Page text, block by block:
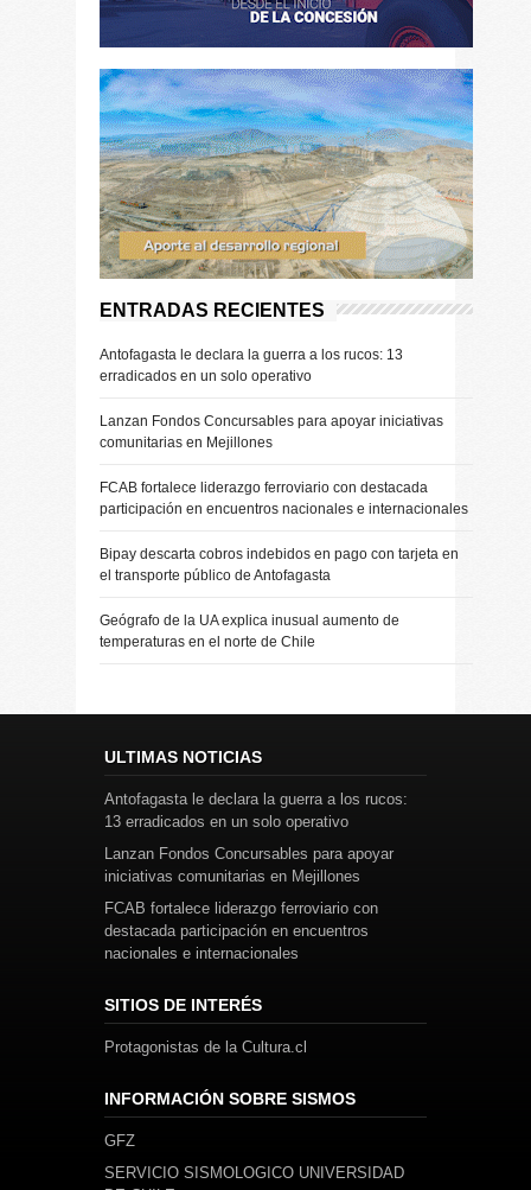
ENTRADAS RECIENTES
Antofagasta le declara la guerra a los rucos: 13
erradicados en un solo operativo
Lanzan Fondos Concursables para apoyar iniciativas
comunitarias en Mejillones
FCAB fortalece liderazgo ferroviario con destacada
participación en encuentros nacionales e internacionales
Bipay descarta cobros indebidos en pago con tarjeta en
el transporte público de Antofagasta
Geógrafo de la UA explica inusual aumento de
temperaturas en el norte de Chile
ULTIMAS NOTICIAS
Antofagasta le declara la guerra a los rucos:
13 erradicados en un solo operativo
Lanzan Fondos Concursables para apoyar
iniciativas comunitarias en Mejillones
FCAB fortalece liderazgo ferroviario con
destacada participación en encuentros
nacionales e internacionales
SITIOS DE INTERÉS
Protagonistas de la Cultura.cl
INFORMACIÓN SOBRE SISMOS
GFZ
SERVICIO SISMOLOGICO UNIVERSIDAD